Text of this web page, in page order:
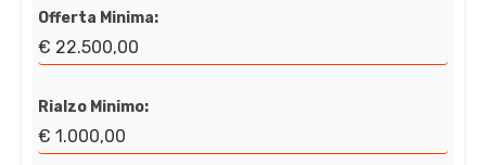
Offerta Minima:
€ 22.500,00
Rialzo Minimo:
€ 1.000,00